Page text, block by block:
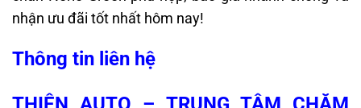
nhận ưu đãi tốt nhất hôm nay!
Thông tin liên hệ